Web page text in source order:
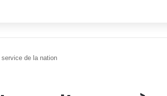
service de la nation